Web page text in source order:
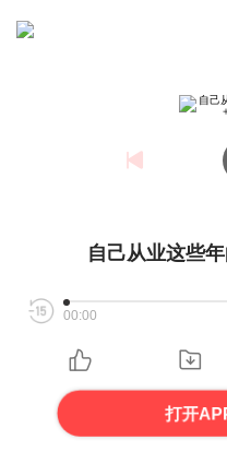
自己从业这些
00:00
打开